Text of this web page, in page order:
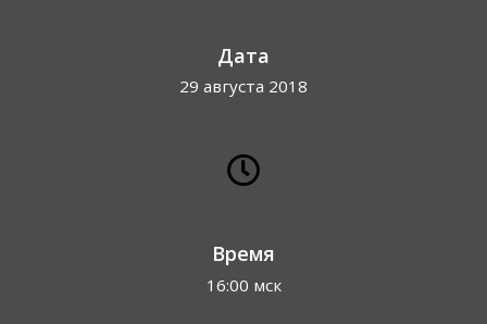
Дата
29 августа 2018
Время
16:00 мск